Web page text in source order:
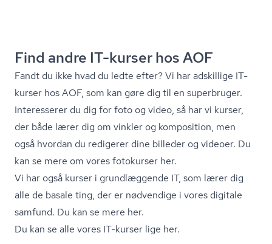
Find andre IT-kurser hos AOF
Fandt du ikke hvad du ledte efter? Vi har adskillige IT-
kurser hos AOF, som kan gøre dig til en superbruger.
Interesserer du dig for foto og video, så har vi kurser,
der både lærer dig om vinkler og komposition, men
også hvordan du redigerer dine billeder og videoer. Du
kan se mere om vores fotokurser her.
Vi har også kurser i grundlæggende IT, som lærer dig
alle de basale ting, der er nødvendige i vores digitale
samfund. Du kan se mere her.
Du kan se alle vores IT-kurser lige her.